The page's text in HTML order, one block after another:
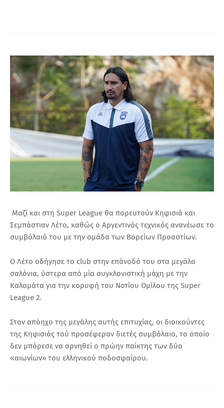
Μαζί και στη Super League θα πορευτούν Κηφισιά και
Σεμπάστιαν Λέτο, καθώς ο Αργεντινός τεχνικός ανανέωσε το
συμβόλαιό του με την ομάδα των Βορείων Προαστίων.
Ο Λέτο οδήγησε το club στην επάνοδό του στα μεγάλα
σαλόνια, ύστερα από μία συγκλονιστική μάχη με την
Καλαμάτα για την κορυφή του Νοτίου Ομίλου της Super
League 2.
Στον απόηχο της μεγάλης αυτής επιτυχίας, οι διοικούντες
της Κηφισιάς τού προσέφεραν διετές συμβόλαιο, το οποίο
δεν μπόρεσε να αρνηθεί ο πρώην παίκτης των δύο
«αιωνίων» του ελληνικού ποδοσφαίρου.